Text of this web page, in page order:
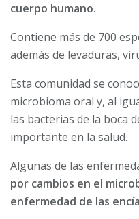
cuerpo humano.
Contiene más de 700
además de levaduras,
Esta comunidad se
microbioma oral y, al
las bacterias de la boca
importante en la salud.
Algunas de las
por cambios en el
enfermedad de las